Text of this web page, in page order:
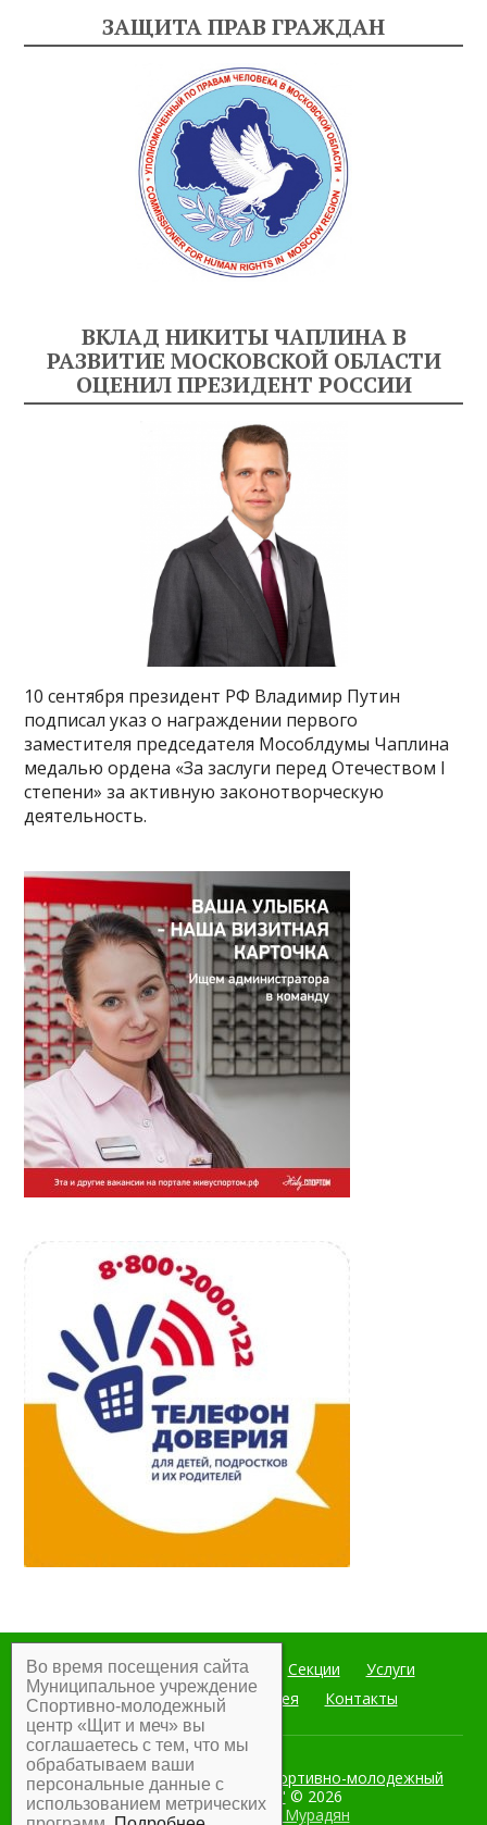
ЗАЩИТА ПРАВ ГРАЖДАН
ВКЛАД НИКИТЫ ЧАПЛИНА В
РАЗВИТИЕ МОСКОВСКОЙ ОБЛАСТИ
ОЦЕНИЛ ПРЕЗИДЕНТ РОССИИ
10 сентября президент РФ Владимир Путин
подписал указ о награждении первого
заместителя председателя Мособлдумы Чаплина
медалью ордена «За заслуги перед Отечеством I
степени» за активную законотворческую
деятельность.
Главная Мероприятия Секции
Услуги
Документы
Фотогалерея Контакты
Муниципальное учреждение Спортивно-молодежный
центр "Щит и меч" © 2026
Разработка:Армен Мурадян
Во время посещения сайта
Муниципальное учреждение
Спортивно-молодежный
центр «Щит и меч» вы
соглашаетесь с тем, что мы
обрабатываем ваши
персональные данные с
использованием метрических